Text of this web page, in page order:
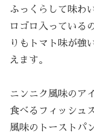
ふっくらして味わ
ロゴロ入っている
りもトマト味が強
えます。
ニンニク風味のア
食べるフィッシュ
風味のトーストパ